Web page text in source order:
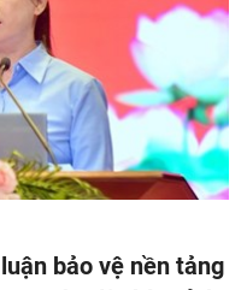
bảo vệ nền tảng